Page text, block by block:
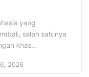
yang
salah satunya
khas
perpaduan
2026